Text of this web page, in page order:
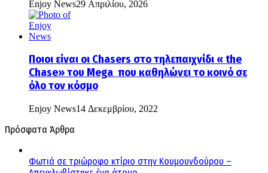
Enjoy News29 Απριλίου, 2026
Ποιοι είναι οι Chasers στο τηλεπαιχνίδι « the
Chase» του Mega που καθηλώνει το κοινό σε
όλο τον κόσμο
Enjoy News14 Δεκεμβρίου, 2022
Πρόσφατα Άρθρα
Φωτιά σε τριώροφο κτίριο στην Κουμουνδούρου –